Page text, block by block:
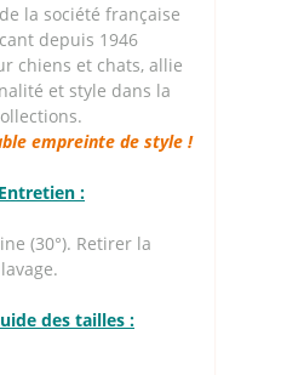
la société française
depuis 1946
chiens et chats, allie
et style dans la
empreinte de style !
:
(30°). Retirer la
des tailles :